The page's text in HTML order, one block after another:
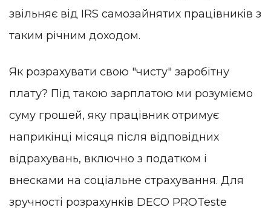
звільняє від IRS самозайнятих працівників з
таким річним доходом.
Як розрахувати свою "чисту" заробітну
плату? Під такою зарплатою ми розуміємо
суму грошей, яку працівник отримує
наприкінці місяця після відповідних
відрахувань, включно з податком і
внесками на соціальне страхування. Для
зручності розрахунків DECO PROTeste